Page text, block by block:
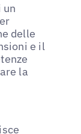
un
delle
e il
la